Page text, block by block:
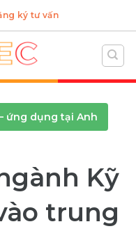
ký tư vấn
ứng dụng tại Anh
Kỹ
trung